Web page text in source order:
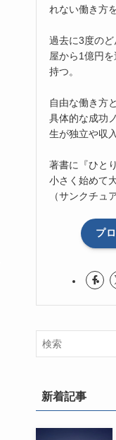
れない働き方
過去に3度の
屋から1億円
持つ。
自由な働き方
具体的な成功
生が独立や収
著書に『ひと
小さく始めて
（サンクチュ
プ
新着記事